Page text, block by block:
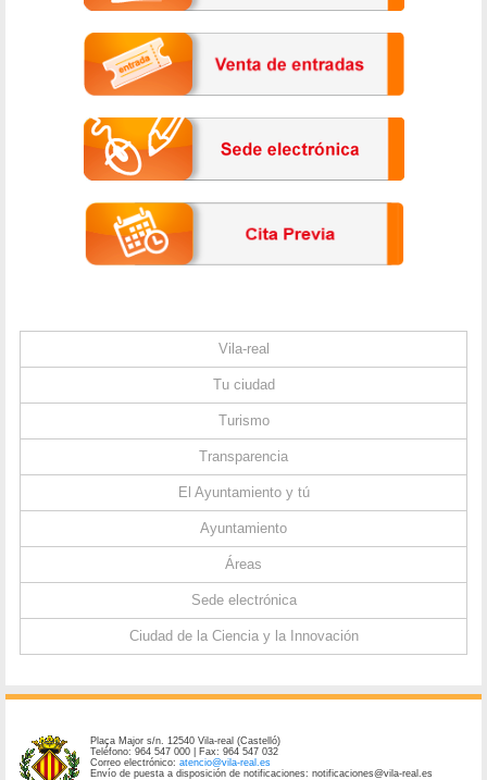
Vila-real
Tu ciudad
Turismo
Transparencia
El Ayuntamiento y tú
Ayuntamiento
Áreas
Sede electrónica
Ciudad de la Ciencia y la Innovación
Plaça Major s/n. 12540 Vila-real (Castelló)
Teléfono: 964 547 000 | Fax: 964 547 032
Correo electrónico:atencio@vila-real.es
Envío de puesta a disposición de notificaciones: notificaciones@vila-real.es